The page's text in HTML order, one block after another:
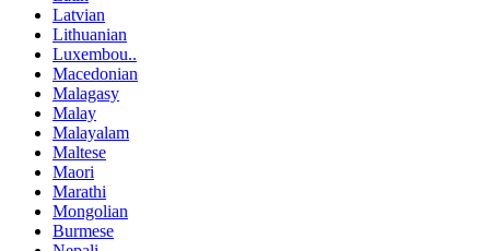
Latvian
Lithuanian
Luxembou..
Macedonian
Malagasy
Malay
Malayalam
Maltese
Maori
Marathi
Mongolian
Burmese